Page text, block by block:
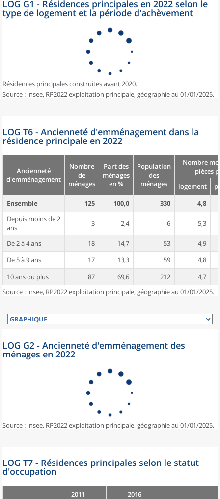
LOG G1 - Résidences principales en 2022 selon le
type de logement et la période d'achèvement
Résidences principales construites avant 2020.
Source : Insee, RP2022 exploitation principale, géographie au 01/01/2025.
LOG T6 - Ancienneté d'emménagement dans la
résidence principale en 2022
Ancienneté
d'emménagement
Nombre
de
ménages
Part des
ménages
en %
Population
des
ménages
Nombre
pièces
logement
Ensemble
125 100,0 330
4,8
Depuis moins de 2
ans
3 2,4 6 5,3
De 2 à 4 ans 18 14,7 53
4,9
De 5 à 9 ans
17 13,3 59
4,8
10 ans ou plus
87 69,6 212
4,7
Source : Insee, RP2022 exploitation principale, géographie au 01/01/2025.
LOG G2 - Ancienneté d'emménagement des
ménages en 2022
Source : Insee, RP2022 exploitation principale, géographie au 01/01/2025.
LOG T7 - Résidences principales selon le statut
d'occupation
2011 2016